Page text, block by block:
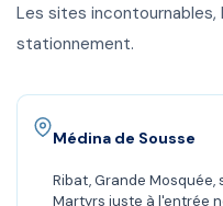
Les sites
stationnement.
Médina de Sousse
Ribat, Grande Mosquée,
Martyrs juste à l'entrée